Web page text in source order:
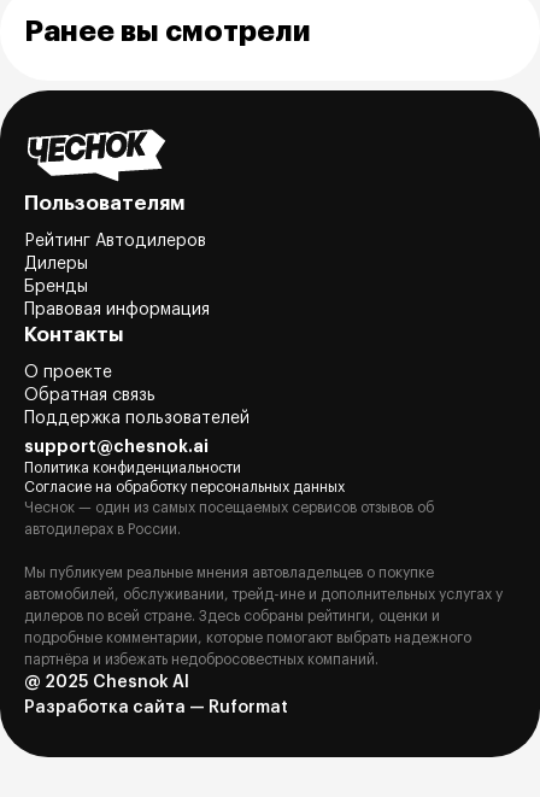
Ранее вы смотрели
Пользователям
Рейтинг Автодилеров
Дилеры
Бренды
Правовая информация
Контакты
О проекте
Обратная связь
Поддержка пользователей
support@chesnok.ai
Политика конфиденциальности
Согласие на обработку персональных данных
Чеснок — один из самых посещаемых сервисов отзывов об
автодилерах в России.
Мы публикуем реальные мнения автовладельцев о покупке
автомобилей, обслуживании, трейд-ине и дополнительных услугах у
дилеров по всей стране. Здесь собраны рейтинги, оценки и
подробные комментарии, которые помогают выбрать надежного
партнёра и избежать недобросовестных компаний.
@ 2025 Chesnok AI
Разработка сайта — Ruformat